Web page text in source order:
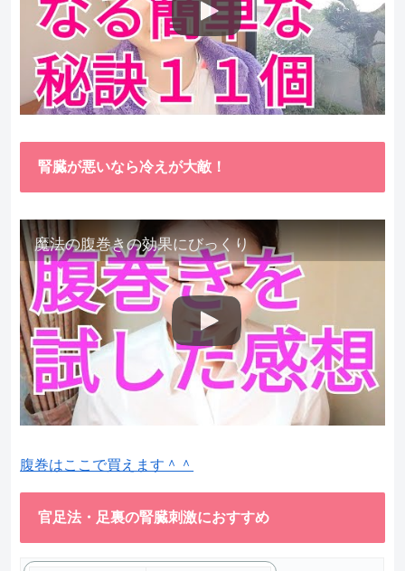
腎臓が悪いなら冷えが大敵！
魔法の腹巻きの効果にびっくり
腹巻はここで買えます＾＾
官足法・足裏の腎臓刺激におすすめ